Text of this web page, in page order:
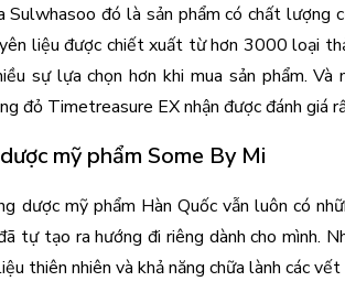
Sulwhasoo đó là sản phẩm có chất lượng
liệu được chiết xuất từ hơn 3000 loại
sự lựa chọn hơn khi mua sản phẩm.
đỏ Timetreasure EX nhận được đánh giá
mỹ phẩm Some By Mi
dược mỹ phẩm Hàn Quốc vẫn luôn có
tự tạo ra hướng đi riêng dành cho mình.
thiên nhiên và khả năng chữa lành các